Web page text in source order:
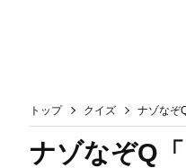
トップ クイズ ナゾなぞ
ナゾなぞQ